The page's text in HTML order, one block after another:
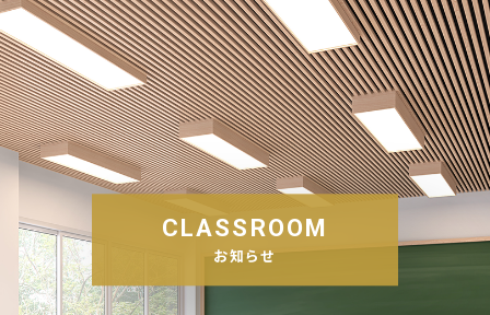
CLASSROOM
お知らせ